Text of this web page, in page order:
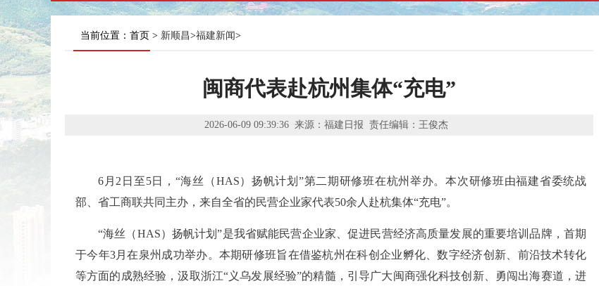
当前位置：首页 > 新顺昌>福建新闻>
闽商代表赴杭州集体“充电”
2026-06-09 09:39:36 来源：福建日报 责任编辑：王俊杰
6月2日至5日，“海丝（HAS）扬帆计划”第二期研修班在杭州举办。本次研修班由福建省委统战
部、省工商联共同主办，来自全省的民营企业家代表50余人赴杭集体“充电”。
“海丝（HAS）扬帆计划”是我省赋能民营企业家、促进民营经济高质量发展的重要培训品牌，首期
于今年3月在泉州成功举办。本期研修班旨在借鉴杭州在科创企业孵化、数字经济创新、前沿技术转化
等方面的成熟经验，汲取浙江“义乌发展经验”的精髓，引导广大闽商强化科技创新、勇闯出海赛道，进